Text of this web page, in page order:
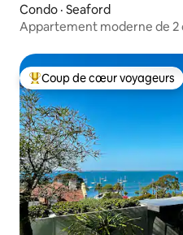
Condo · Seaford
Appartement moderne de 2
Coup de cœur voyageurs
Coup de cœur voyageurs